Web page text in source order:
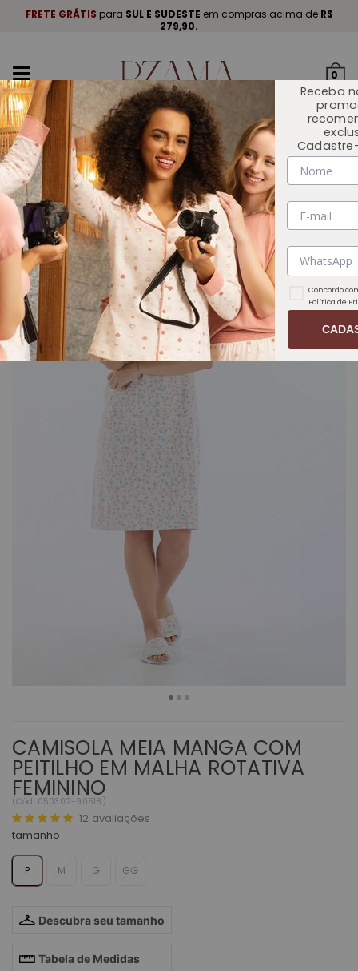
FRETE GRÁTIS para SUL E SUDESTE em compras acima de R$
279,90.
navegação
0
INÍCIO OUTLET 🏷️
CAMISOLA MEIA MANGA COM
PEITILHO EM MALHA ROTATIVA
FEMININO
(Cód. 050302-90518 )
12 avaliações
tamanho
P M G GG
Descubra seu tamanho
Tabela de Medidas
Receba
Concordo
Política de